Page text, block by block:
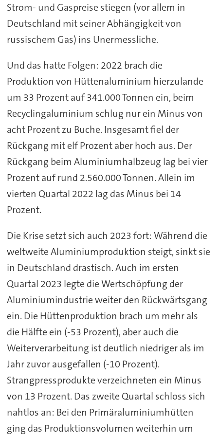
Strom- und Gaspreise stiegen (vor allem in
Deutschland mit seiner Abhängigkeit von
russischem Gas) ins Unermessliche.
Und das hatte Folgen: 2022 brach die
Produktion von Hüttenaluminium hierzulande
um 33 Prozent auf 341.000 Tonnen ein, beim
Recyclingaluminium schlug nur ein Minus von
acht Prozent zu Buche. Insgesamt fiel der
Rückgang mit elf Prozent aber hoch aus. Der
Rückgang beim Aluminiumhalbzeug lag bei vier
Prozent auf rund 2.560.000 Tonnen. Allein im
vierten Quartal 2022 lag das Minus bei 14
Prozent.
Die Krise setzt sich auch 2023 fort: Während die
weltweite Aluminiumproduktion steigt, sinkt sie
in Deutschland drastisch. Auch im ersten
Quartal 2023 legte die Wertschöpfung der
Aluminiumindustrie weiter den Rückwärtsgang
ein. Die Hüttenproduktion brach um mehr als
die Hälfte ein (-53 Prozent), aber auch die
Weiterverarbeitung ist deutlich niedriger als im
Jahr zuvor ausgefallen (-10 Prozent).
Strangpressprodukte verzeichneten ein Minus
von 13 Prozent. Das zweite Quartal schloss sich
nahtlos an: Bei den Primäraluminiumhütten
ging das Produktionsvolumen weiterhin um